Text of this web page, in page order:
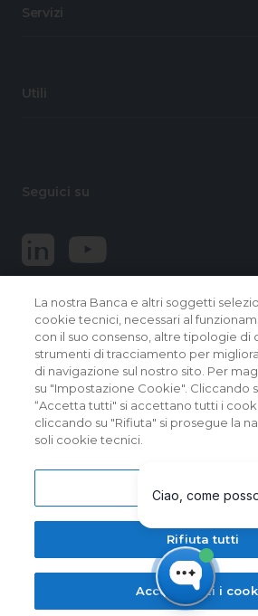
Servizi
Utili
Seguici su
© 2026 Banca Popolare
Tutti i diritti
Banca Popolare del Lazio Soc.
Sociale e Direzione Generale: Via
Ardeatine, 9 – 00049 VELLETRI
Gruppo Bancario Banca Popolare del
BIC/SWIFT: BPLZIT3V | P. IVA n.
I messaggi contenuti nel presente
pubblicitario con finalità promozionali.
su tassi, condiizioni, prezzi e
evidenziati nei contratti dei singoli
informativi disponibili nelle filiali di
La nostra Banca e altri soggetti
cookie tecnici, necessari al
con il suo consenso, altre tipologie di
strumenti di tracciamento per
di navigazione sul nostro sito. Per
su "Impostazione Cookie". Cliccando
“Accetta tutti" si accettano tutti i
cliccando su "Rifiuta" si prosegue la
soli cookie tecnici.
Impostazioni
Rifiuta tutti
Accetta tutti i